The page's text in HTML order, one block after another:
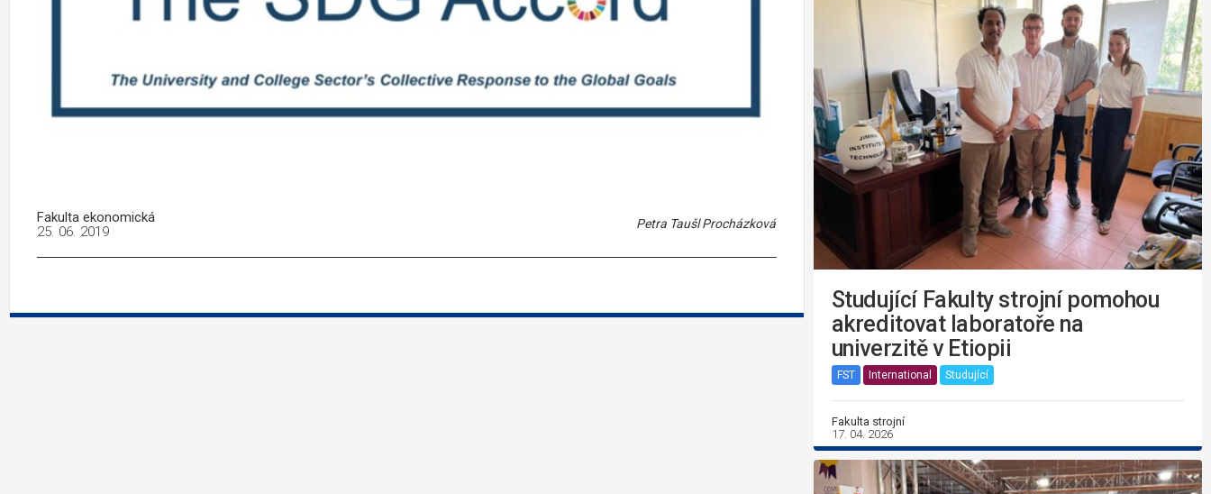
Fakulta ekonomická Petra Taušl Procházková
25. 06. 2019
Studující Fakulty strojní pomohou
akreditovat laboratoře na
univerzitě v Etiopii
FST International Studující
Fakulta strojní
17. 04. 2026